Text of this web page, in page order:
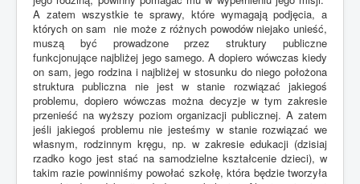
A zatem wszystkie te sprawy, które wymagają podjęcia, a
których on sam nie może z różnych powodów niejako unieść,
muszą być prowadzone przez struktury publiczne
funkcjonujące najbliżej jego samego. A dopiero wówczas kiedy
on sam, jego rodzina i najbliżej w stosunku do niego położona
struktura publiczna nie jest w stanie rozwiązać jakiegoś
problemu, dopiero wówczas można decyzje w tym zakresie
przenieść na wyższy poziom organizacji publicznej. A zatem
jeśli jakiegoś problemu nie jesteśmy w stanie rozwiązać we
własnym, rodzinnym kręgu, np. w zakresie edukacji (dzisiaj
rzadko kogo jest stać na samodzielne kształcenie dzieci), w
takim razie powinniśmy powołać szkołę, która będzie tworzyła